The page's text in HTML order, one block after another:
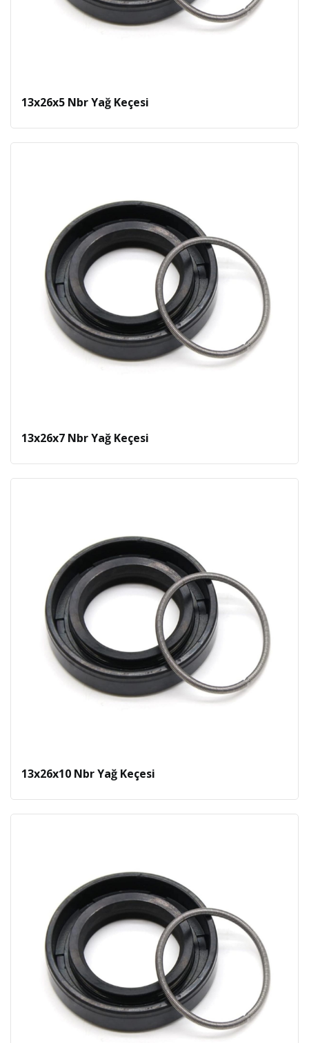
13x26x5 Nbr Yağ Keçesi
13x26x7 Nbr Yağ Keçesi
13x26x10 Nbr Yağ Keçesi